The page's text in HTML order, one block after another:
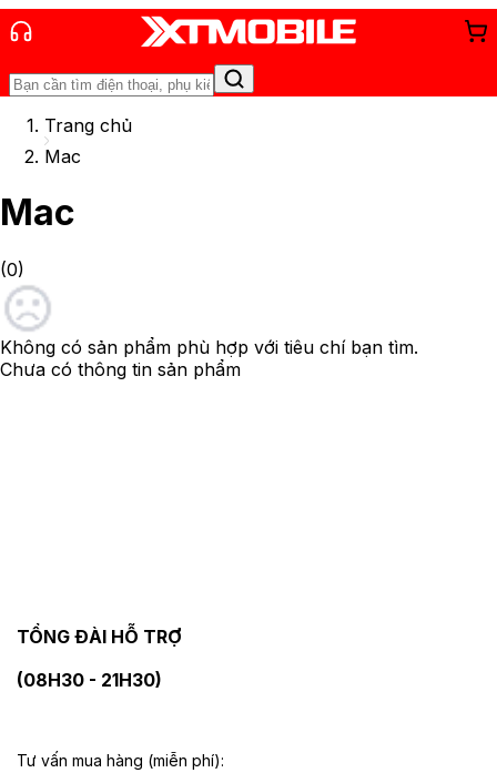
Trang chủ
Mac
Mac
(0)
Không có sản phẩm phù hợp với tiêu chí bạn tìm.
Chưa có thông tin sản phẩm
TỔNG ĐÀI HỖ TRỢ
(08H30 - 21H30)
Tư vấn mua hàng (miễn phí):